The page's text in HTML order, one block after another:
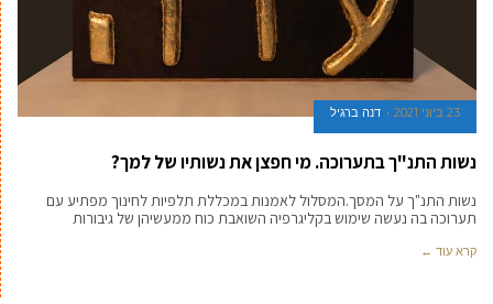
23 ביוני 2021 דנה ברגיל
נשות התנ"ך בתערוכה. מי חפצן את נשותיו של למך?
נשות התנ"ך על המסך.המסלול לאמנות במכללת תלפיות לחינוך מפתיע עם
תערוכה בה נעשה שימוש בקליגרפיה השואבת כוח ממעשיהן של גיבורות
קרא עוד ←